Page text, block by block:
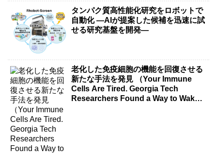
タンパク質高性能化研究をロボットで
自動化 ―AIが提案した候補を迅速に試
せる研究基盤を開発―
老化した免疫細胞の機能を回復させる
新たな手法を発見 （Your Immune
Cells Are Tired. Georgia Tech
Researchers Found a Way to Wake